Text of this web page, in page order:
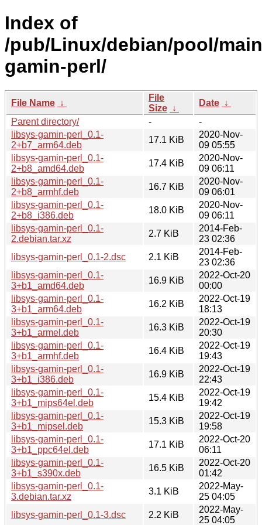
Index of
/pub/Linux/debian/pool/
gamin-perl/
File Name ↓
File
Size ↓
Date ↓
Parent directory/
-
-
libsys-gamin-perl_0.1-
2+b7_arm64.deb
17.1 KiB
2020-Nov-
09 05:55
libsys-gamin-perl_0.1-
2+b8_amd64.deb
17.4 KiB
2020-Nov-
09 06:11
libsys-gamin-perl_0.1-
2+b8_armhf.deb
16.7 KiB
2020-Nov-
09 06:01
libsys-gamin-perl_0.1-
2+b8_i386.deb
18.0 KiB
2020-Nov-
09 06:11
libsys-gamin-perl_0.1-
2.debian.tar.xz
2.7 KiB
2014-Feb-
23 02:36
libsys-gamin-perl_0.1-2.dsc
2.1 KiB
2014-Feb-
23 02:36
libsys-gamin-perl_0.1-
3+b1_amd64.deb
16.9 KiB
2022-Oct-20
00:00
libsys-gamin-perl_0.1-
3+b1_arm64.deb
16.2 KiB
2022-Oct-19
18:13
libsys-gamin-perl_0.1-
3+b1_armel.deb
16.3 KiB
2022-Oct-19
20:30
libsys-gamin-perl_0.1-
3+b1_armhf.deb
16.4 KiB
2022-Oct-19
19:43
libsys-gamin-perl_0.1-
3+b1_i386.deb
16.9 KiB
2022-Oct-19
22:43
libsys-gamin-perl_0.1-
3+b1_mips64el.deb
15.4 KiB
2022-Oct-19
19:42
libsys-gamin-perl_0.1-
3+b1_mipsel.deb
15.3 KiB
2022-Oct-19
19:58
libsys-gamin-perl_0.1-
3+b1_ppc64el.deb
17.1 KiB
2022-Oct-20
06:11
libsys-gamin-perl_0.1-
3+b1_s390x.deb
16.5 KiB
2022-Oct-20
01:42
libsys-gamin-perl_0.1-
3.debian.tar.xz
3.1 KiB
2022-May-
25 04:05
libsys-gamin-perl_0.1-3.dsc
2.2 KiB
2022-May-
25 04:05